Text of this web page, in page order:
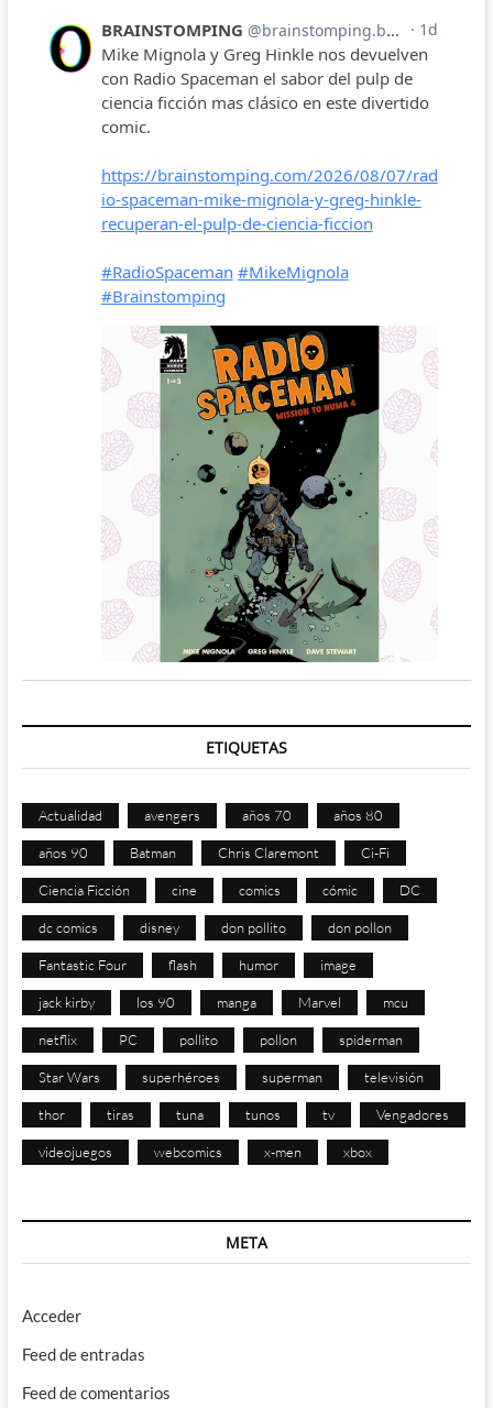
ETIQUETAS
Actualidad avengers años 70 años 80
años 90 Batman Chris Claremont Ci-Fi
Ciencia Ficción cine comics cómic DC
dc comics disney don pollito don pollon
Fantastic Four flash humor image
jack kirby los 90 manga Marvel mcu
netflix PC pollito pollon spiderman
Star Wars superhéroes superman televisión
thor tiras tuna tunos tv Vengadores
videojuegos webcomics x-men xbox
META
Acceder
Feed de entradas
Feed de comentarios